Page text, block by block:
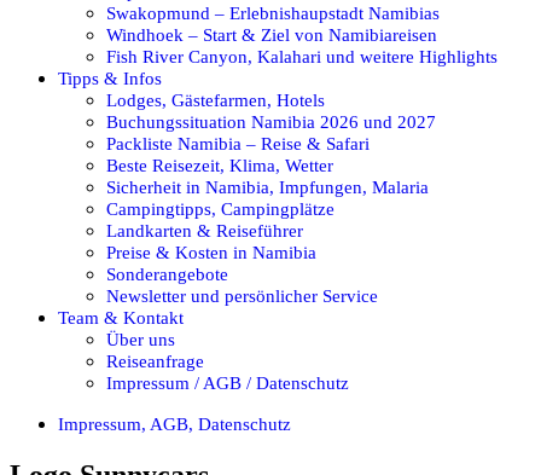
Swakopmund – Erlebnishaupstadt Namibias
Windhoek – Start & Ziel von Namibiareisen
Fish River Canyon, Kalahari und weitere Highlights
Tipps & Infos
Lodges, Gästefarmen, Hotels
Buchungssituation Namibia 2026 und 2027
Packliste Namibia – Reise & Safari
Beste Reisezeit, Klima, Wetter
Sicherheit in Namibia, Impfungen, Malaria
Campingtipps, Campingplätze
Landkarten & Reiseführer
Preise & Kosten in Namibia
Sonderangebote
Newsletter und persönlicher Service
Team & Kontakt
Über uns
Reiseanfrage
Impressum / AGB / Datenschutz
Impressum, AGB, Datenschutz